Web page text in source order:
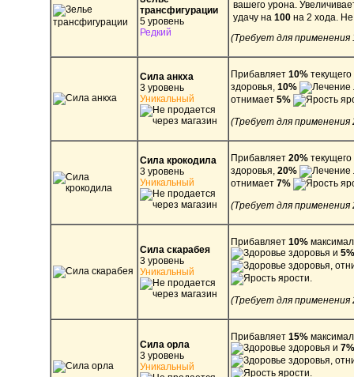
трансфигурации
5 уровень
Редкий
вашего урона.
удачу на 100 на 2 хода.
(Требует для применения
Сила анкха
3 уровень
Уникальный
Прибавляет 10% текущего
здоровья, 10%
отнимает 5%
(Требует для применения
Сила крокодила
3 уровень
Уникальный
Прибавляет 20% текущего
здоровья, 20%
отнимает 7%
(Требует для применения
Сила скарабея
3 уровень
Уникальный
Прибавляет 10%
здоровья и 5%
здоровья,
ярости.
(Требует для применения
Сила орла
3 уровень
Уникальный
Прибавляет 15%
здоровья и
здоровья,
ярости.